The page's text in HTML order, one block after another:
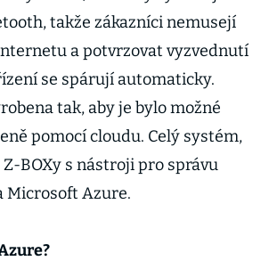
takže zákazníci nemusejí
a potvrzovat vyzvednutí
se spárují automaticky.
tak, aby je bylo možné
pomocí cloudu. Celý systém,
BOXy s nástroji pro správu
Microsoft Azure.